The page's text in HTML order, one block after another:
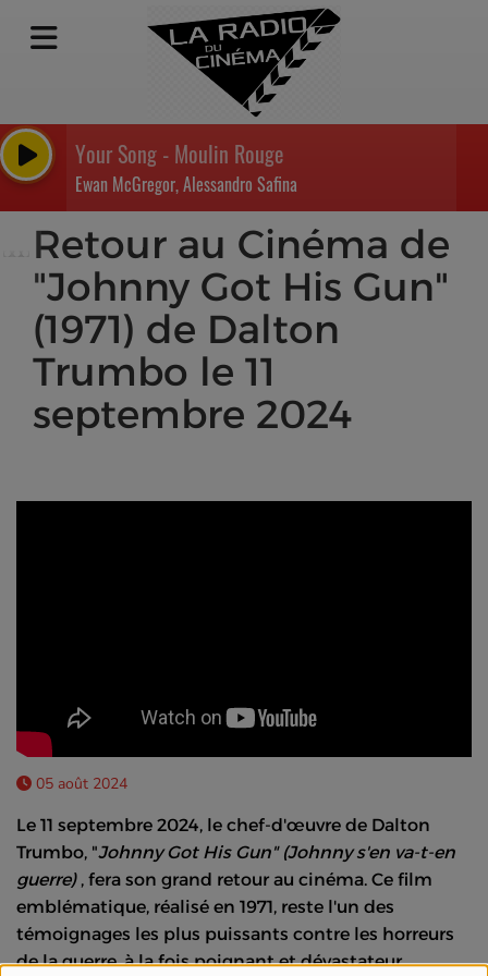
Your Song - Moulin Rouge
Ewan McGregor, Alessandro Safina
Retour au Cinéma de
"Johnny Got His Gun"
(1971) de Dalton
Trumbo le 11
septembre 2024
05 août 2024
Le 11 septembre 2024, le chef-d'œuvre de Dalton
Trumbo, "Johnny Got His Gun" (Johnny s'en va-t-en
guerre) , fera son grand retour au cinéma. Ce film
emblématique, réalisé en 1971, reste l'un des
témoignages les plus puissants contre les horreurs
de la guerre, à la fois poignant et dévastateur.